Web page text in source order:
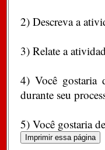
2) Descreva a
3) Relate a
4) Você gostaria
durante seu
5) Você gostaria